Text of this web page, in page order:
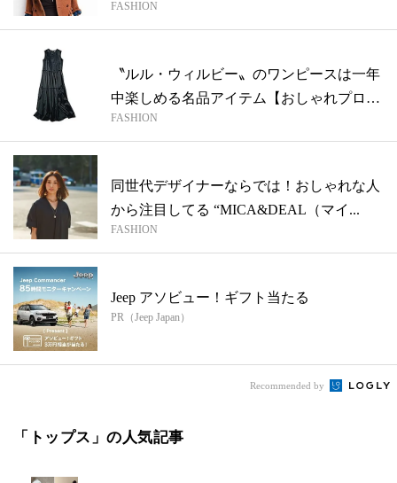
FASHION
〝ルル・ウィルビー〟のワンピースは一年
中楽しめる名品アイテム【おしゃれプロ
が...
FASHION
同世代デザイナーならでは！おしゃれな人
から注目してる “MICA&DEAL（マイ...
FASHION
Jeep アソビュー！ギフト当たる
PR（Jeep Japan）
Recommended by
「トップス」の人気記事